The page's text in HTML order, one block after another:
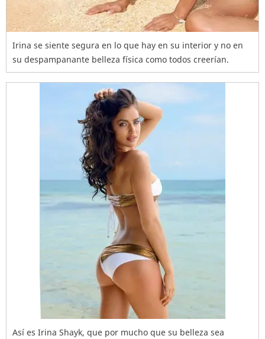
Irina se siente segura en lo que hay en su interior y no en
su despampanante belleza física como todos creerían.
Así es Irina Shayk, que por mucho que su belleza sea